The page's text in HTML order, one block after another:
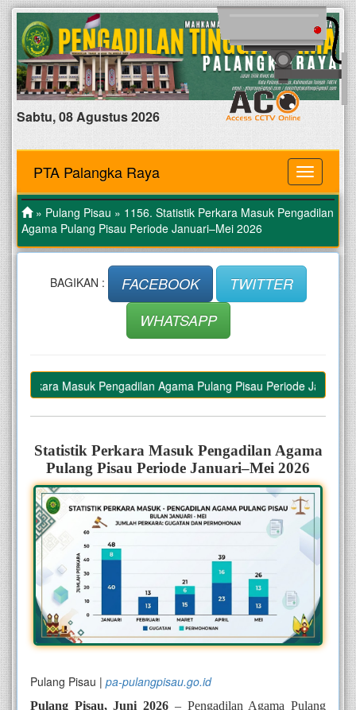
Sabtu, 08 Agustus 2026
MENU
PTA Palangka Raya
» Pulang Pisau » 1156. Statistik Perkara Masuk Pengadilan
Agama Pulang Pisau Periode Januari–Mei 2026
BAGIKAN : FACEBOOK
TWITTER
WHATSAPP
Perkara Masuk Pengadilan Agama Pulang Pisau Periode
Statistik Perkara Masuk Pengadilan Agama
Pulang Pisau Periode Januari–Mei 2026
Pulang Pisau | pa-pulangpisau.go.id
Pulang Pisau, Juni 2026 – Pengadilan Agama Pulang